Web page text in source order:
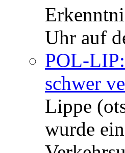
Uhr auf
POL-
schwer
Lippe
wurde